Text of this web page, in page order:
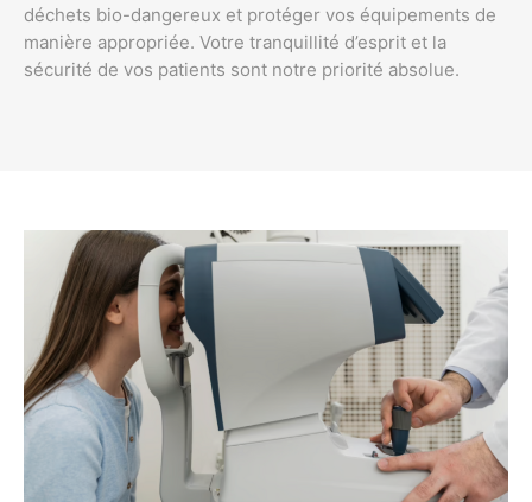
déchets bio-dangereux et protéger vos équipements de
manière appropriée. Votre tranquillité d’esprit et la
sécurité de vos patients sont notre priorité absolue.